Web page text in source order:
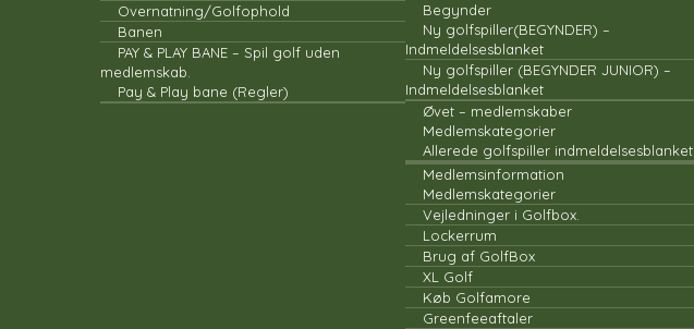
Overnatning/Golfophold
Banen
PAY & PLAY BANE – Spil golf uden
medlemskab.
Pay & Play bane (Regler)
Begynder
Ny golfspiller(BEGYNDER) –
Indmeldelsesblanket
Ny golfspiller (BEGYNDER JUNIOR) –
Indmeldelsesblanket
Øvet – medlemskaber
Medlemskategorier
Allerede golfspiller indmeldelsesblanket
Medlemsinformation
Medlemskategorier
Vejledninger i Golfbox.
Lockerrum
Brug af GolfBox
XL Golf
Køb Golfamore
Greenfeeaftaler